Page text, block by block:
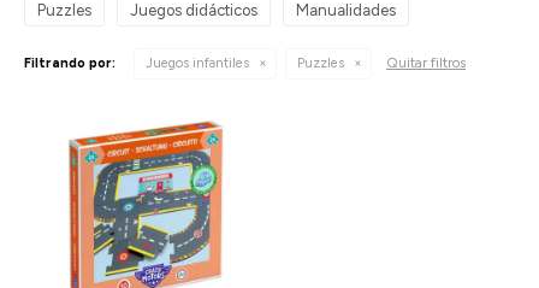
Puzzles Juegos didácticos Manualidades
Filtrando por: Juegos infantiles Puzzles Quitar filtros